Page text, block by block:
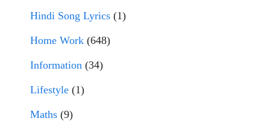
Hindi Song Lyrics (1)
Home Work (648)
Information (34)
Lifestyle (1)
Maths (9)